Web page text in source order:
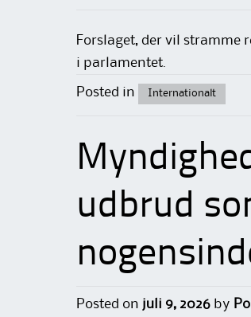
Forslaget, der vil stramme
i parlamentet.
Posted in Internationalt
udbrud
Posted on juli 9, 2026 by